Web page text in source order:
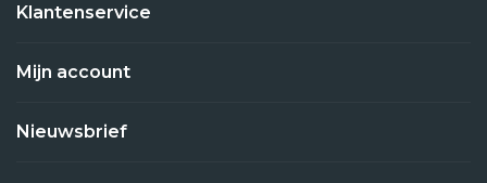
Klantenservice
Mijn account
Nieuwsbrief